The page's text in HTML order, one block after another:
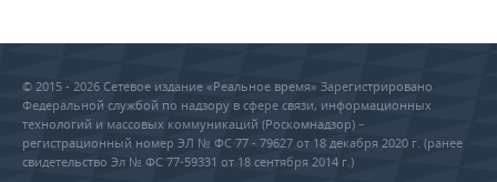
© 2015 - 2026 Сетевое издание «Реальное время» Зарегистрировано
Федеральной службой по надзору в сфере связи, информационных
технологий и массовых коммуникаций (Роскомнадзор) –
регистрационный номер ЭЛ № ФС 77 - 79627 от 18 декабря 2020 г. (ранее
свидетельство Эл № ФС 77-59331 от 18 сентября 2014 г.)